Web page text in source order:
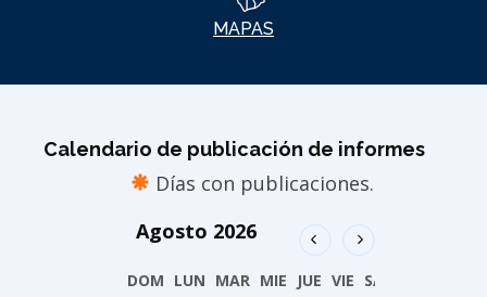
MAPAS
Calendario de publicación de informes
Días con publicaciones.
Agosto 2026
DOM LUN MAR MIE JUE VIE SAB